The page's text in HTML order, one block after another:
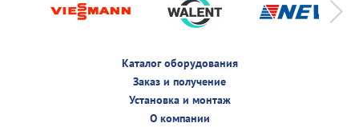
Каталог оборудования
Заказ и получение
Установка и монтаж
О компании